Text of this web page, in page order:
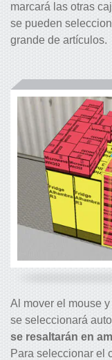
marcará las otras
se pueden
grande de artículos.
Al mover el mouse
se seleccionará
se resaltarán en
Para seleccionar el